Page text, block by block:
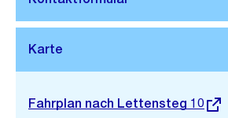
Stadtplan 3D
Externer
Fahrplan nach Lettensteg 10